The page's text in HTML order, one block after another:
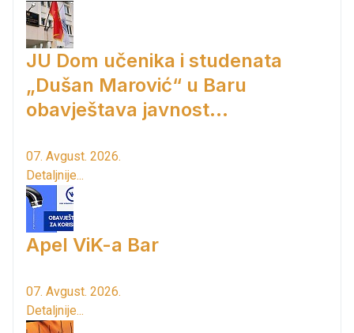
JU Dom učenika i studenata
„Dušan Marović“ u Baru
obavještava javnost...
07. Avgust. 2026.
Detaljnije...
Apel ViK-a Bar
07. Avgust. 2026.
Detaljnije...